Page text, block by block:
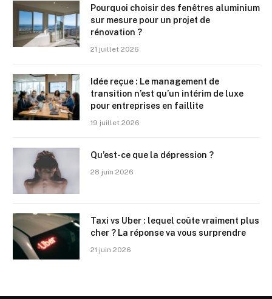
Pourquoi choisir des fenêtres aluminium
sur mesure pour un projet de
rénovation ?
21 juillet 2026
Idée reçue : Le management de
transition n’est qu’un intérim de luxe
pour entreprises en faillite
19 juillet 2026
Qu’est-ce que la dépression ?
28 juin 2026
Taxi vs Uber : lequel coûte vraiment plus
cher ? La réponse va vous surprendre
21 juin 2026